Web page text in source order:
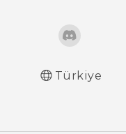
Türkiye